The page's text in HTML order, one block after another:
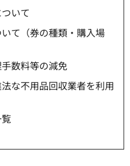
いて
て（券の種類・購入場
数料等の減免
な不用品回収業者を利用